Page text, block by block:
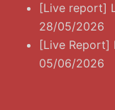
[Live report]
28/05/2026
[Live Report]
05/06/2026